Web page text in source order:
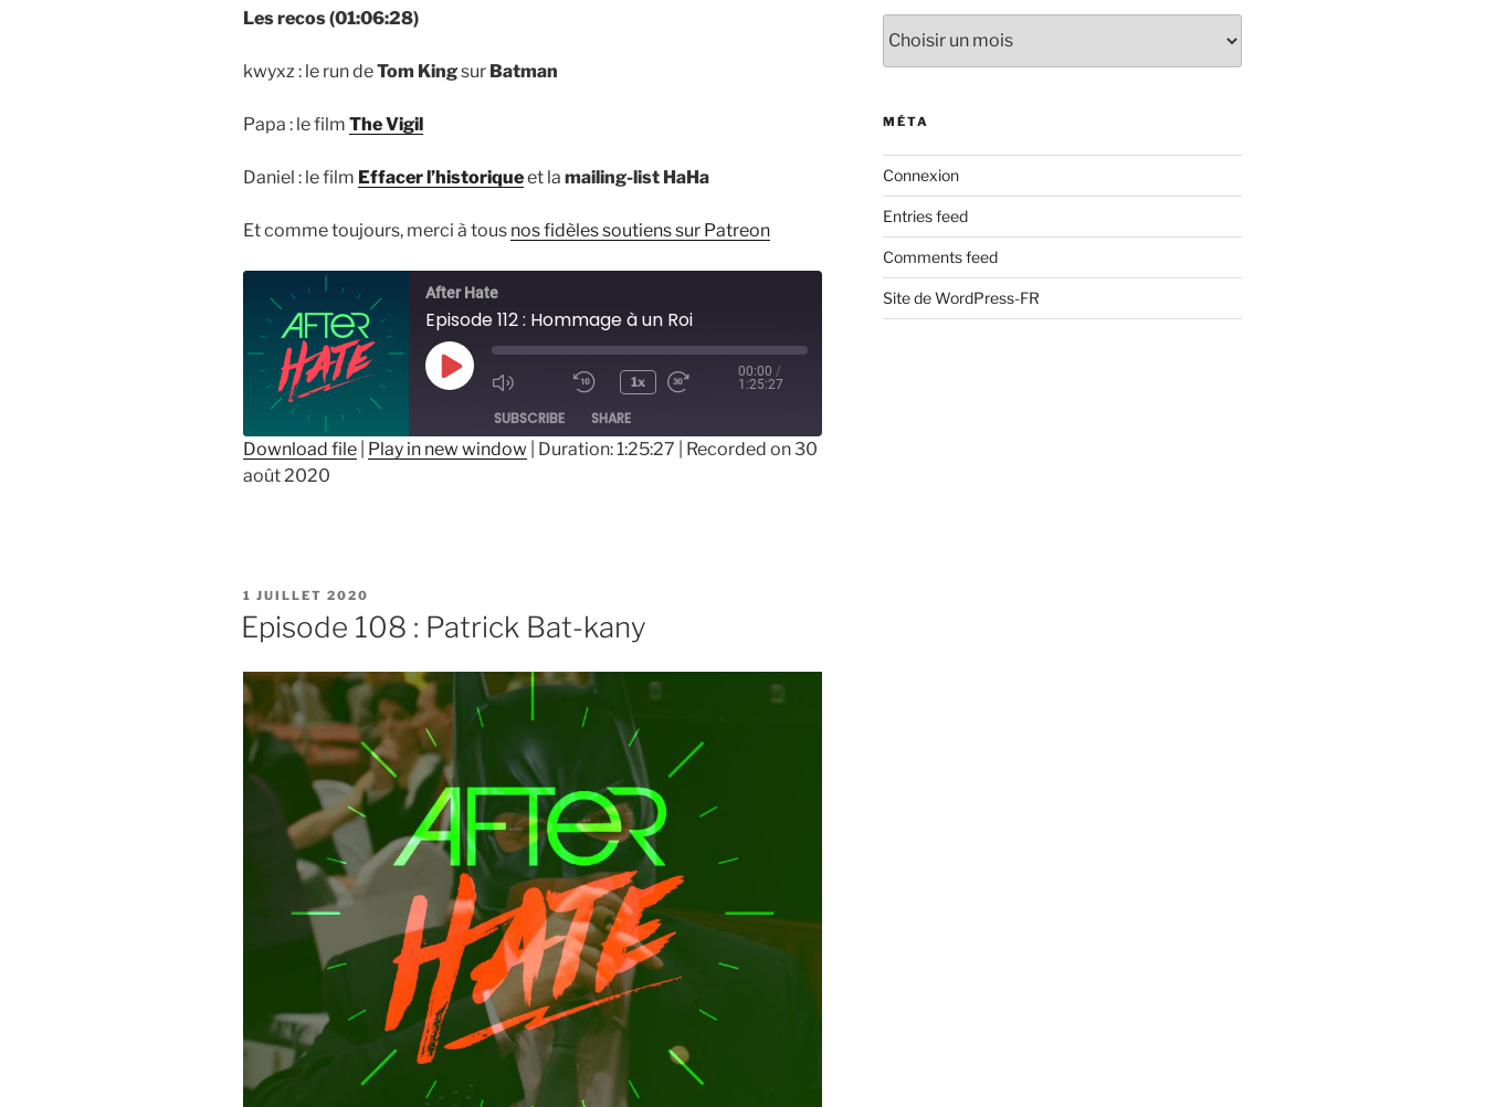
Les recos (01:06:28)
kwyxz : le run deTom Kingsur Batman
Papa : le film The Vigil
Daniel : le film Effacer l’historiqueet la mailing-list HaHa
Et comme toujours, merci à tous nos fidèles soutiens sur Patreon
After Hate
Episode 112 : Hommage à un Roi
Play
1x
00:00 /
1:25:27
SUBSCRIBE SHARE
SHARE
Download file Play in new window Duration: 1:25:27
Recorded on 30
août 2020
PUBLIÉ
LE
1 JUILLET 2020
Episode 108 : Patrick Bat-kany
MÉTA
Connexion
Entries feed
Comments feed
Site de WordPress-FR